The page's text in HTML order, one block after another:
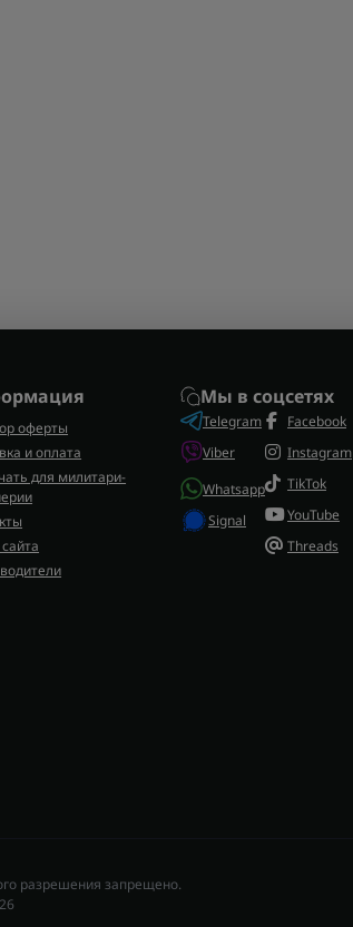
оферты
и оплата
для милитари-
Мы в соцсетях
Telegram
Viber
Whatsapp
Signal
Facebook
Instagram
TikTok
YouTube
Threads
разрешения запрещено.